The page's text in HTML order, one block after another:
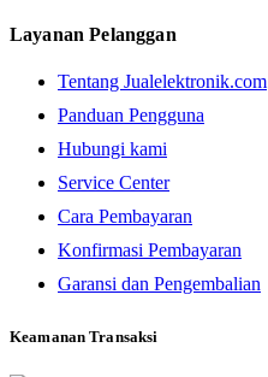
Layanan Pelanggan
Tentang Jualelektronik.com
Panduan Pengguna
Hubungi kami
Service Center
Cara Pembayaran
Konfirmasi Pembayaran
Garansi dan Pengembalian
Keamanan Transaksi